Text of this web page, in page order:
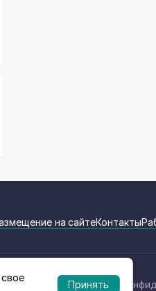
на сайтеКонтакты
Политика
Принять